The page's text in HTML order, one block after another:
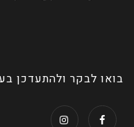
בואו לבקר ולהתעדכן